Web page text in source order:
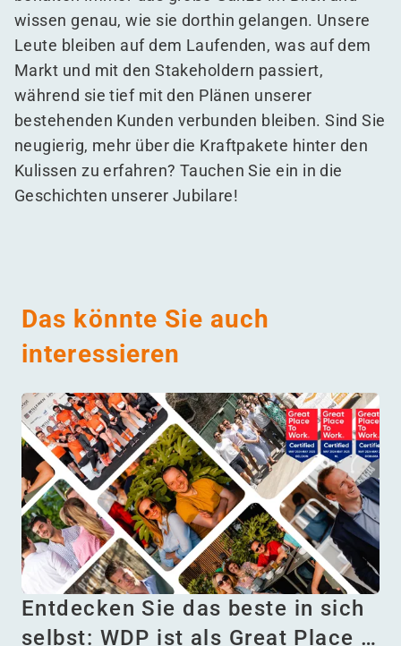
wissen genau, wie sie dorthin gelangen. Unsere
Leute bleiben auf dem Laufenden, was auf dem
Markt und mit den Stakeholdern passiert,
während sie tief mit den Plänen unserer
bestehenden Kunden verbunden bleiben. Sind Sie
neugierig, mehr über die Kraftpakete hinter den
Kulissen zu erfahren? Tauchen Sie ein in die
Geschichten unserer Jubilare!
Das könnte Sie auch
interessieren
Entdecken Sie das beste in sich
selbst: WDP ist als Great Place …